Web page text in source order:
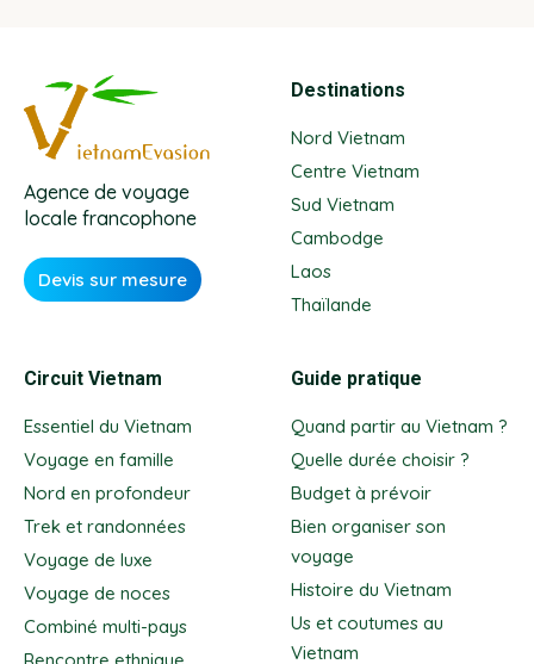
Agence de voyage
locale francophone
Devis sur mesure
Destinations
Nord Vietnam
Centre Vietnam
Sud Vietnam
Cambodge
Laos
Thaïlande
Circuit Vietnam
Essentiel du Vietnam
Voyage en famille
Nord en profondeur
Trek et randonnées
Voyage de luxe
Voyage de noces
Combiné multi-pays
Guide pratique
Quand partir au Vietnam ?
Quelle durée choisir ?
Budget à prévoir
Bien organiser son
voyage
Histoire du Vietnam
Us et coutumes au
Vietnam